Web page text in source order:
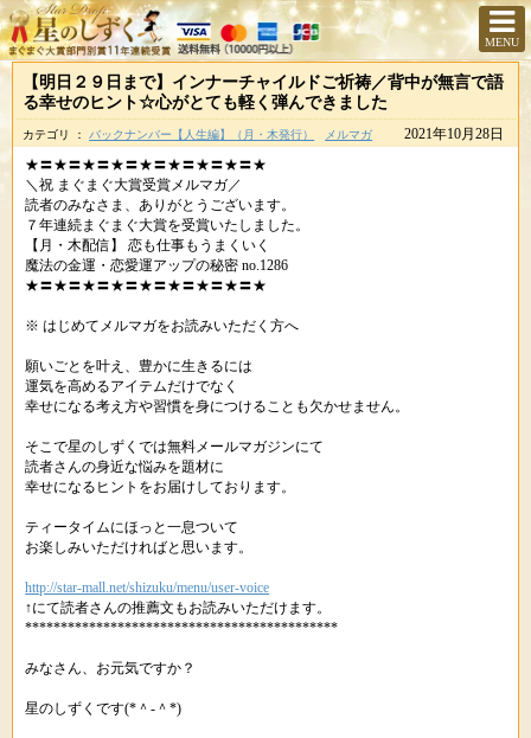
MENU
【明日２９日まで】インナーチャイルドご祈祷／背中が無言で語
る幸せのヒント☆心がとても軽く弾んできました
カテゴリ ： バックナンバー【人生編】（月・木発行） メルマガ
2021年10月28日
★〓★〓★〓★〓★〓★〓★〓★〓★
＼祝 まぐまぐ大賞受賞メルマガ／
読者のみなさま、ありがとうございます。
７年連続まぐまぐ大賞を受賞いたしました。
【月・木配信】 恋も仕事もうまくいく
魔法の金運・恋愛運アップの秘密 no.1286
★〓★〓★〓★〓★〓★〓★〓★〓★
※ はじめてメルマガをお読みいただく方へ
願いごとを叶え、豊かに生きるには
運気を高めるアイテムだけでなく
幸せになる考え方や習慣を身につけることも欠かせません。
そこで星のしずくでは無料メールマガジンにて
読者さんの身近な悩みを題材に
幸せになるヒントをお届けしております。
ティータイムにほっと一息ついて
お楽しみいただければと思います。
http://star-mall.net/shizuku/menu/user-voice
↑にて読者さんの推薦文もお読みいただけます。
********************************************
みなさん、お元気ですか？
星のしずくです(*＾-＾*)